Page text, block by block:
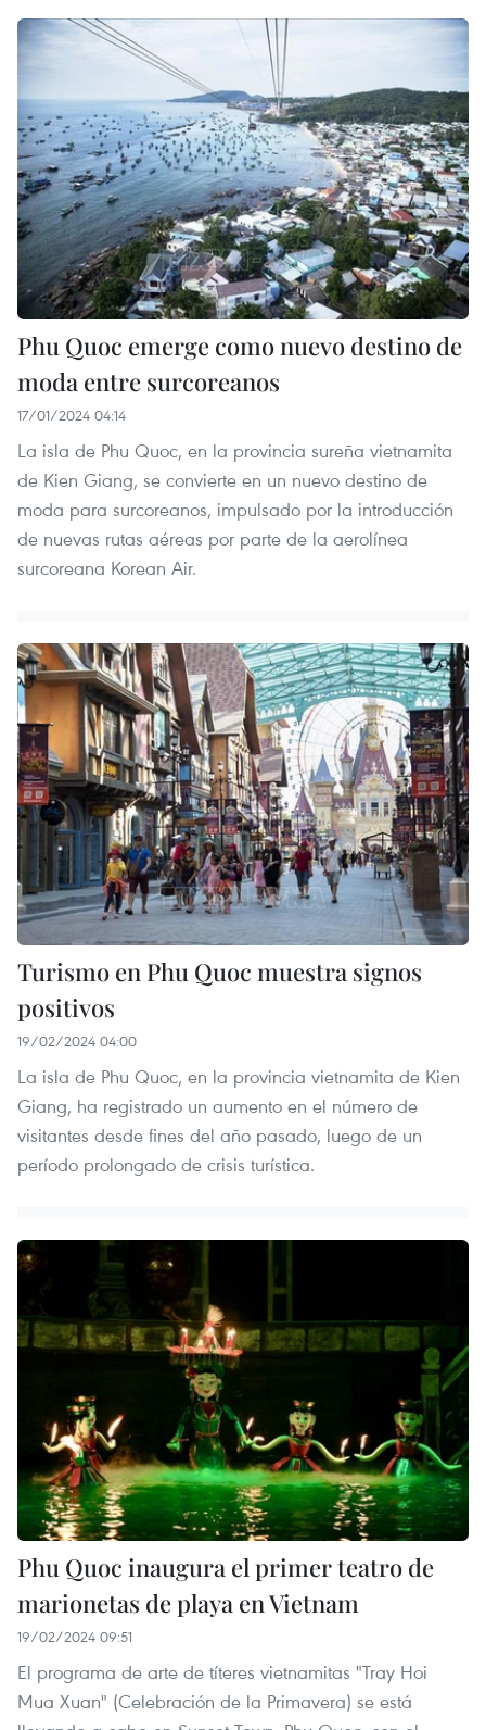
Phu Quoc emerge como nuevo destino de
moda entre surcoreanos
17/01/2024 04:14
La isla de Phu Quoc, en la provincia sureña vietnamita
de Kien Giang, se convierte en un nuevo destino de
moda para surcoreanos, impulsado por la introducción
de nuevas rutas aéreas por parte de la aerolínea
surcoreana Korean Air.
Turismo en Phu Quoc muestra signos
positivos
19/02/2024 04:00
La isla de Phu Quoc, en la provincia vietnamita de Kien
Giang, ha registrado un aumento en el número de
visitantes desde fines del año pasado, luego de un
período prolongado de crisis turística.
Phu Quoc inaugura el primer teatro de
marionetas de playa en Vietnam
19/02/2024 09:51
El programa de arte de títeres vietnamitas "Tray Hoi
Mua Xuan" (Celebración de la Primavera) se está